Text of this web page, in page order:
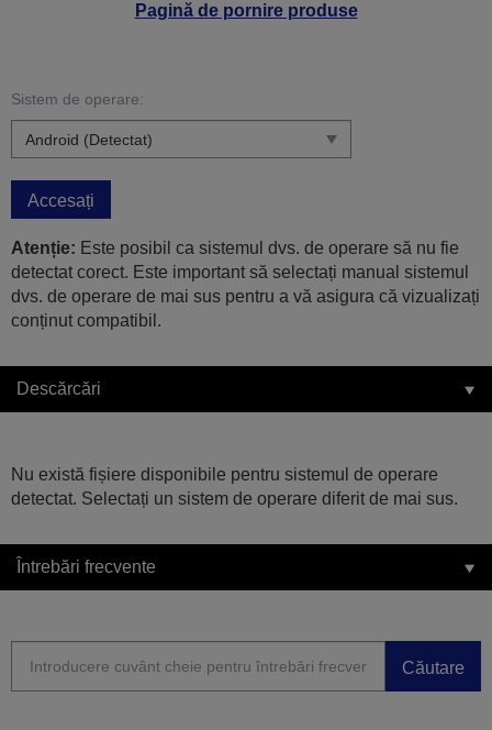
Pagină de pornire produse
Sistem de operare:
Accesați
Atenție: Este posibil ca sistemul dvs. de operare să nu fie
detectat corect. Este important să selectați manual sistemul
dvs. de operare de mai sus pentru a vă asigura că vizualizați
conținut compatibil.
Descărcări
Nu există fișiere disponibile pentru sistemul de operare
detectat. Selectați un sistem de operare diferit de mai sus.
Întrebări frecvente
Căutare